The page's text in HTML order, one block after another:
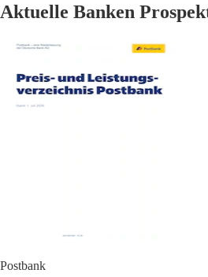
Aktuelle Banken
Postbank